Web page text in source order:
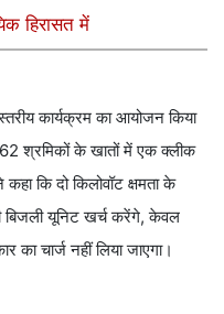
हिरासत में
कार्यक्रम का आयोजन किया
श्रमिकों के खातों में एक क्लीक
कि दो किलोवॉट क्षमता के
यूनिट खर्च करेंगे, केवल
का चार्ज नहीं लिया जाएगा।